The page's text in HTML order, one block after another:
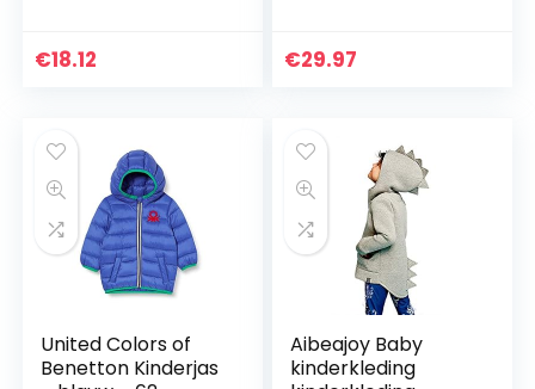
€18.12
ritssluiting lente
€29.97
United Colors of
Benetton Kinderjas
Aibeajoy Baby
kinderkleding